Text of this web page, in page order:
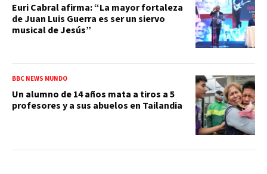
Euri Cabral afirma: “La mayor fortaleza
de Juan Luis Guerra es ser un siervo
musical de Jesús”
BBC NEWS MUNDO
Un alumno de 14 años mata a tiros a 5
profesores y a sus abuelos en Tailandia